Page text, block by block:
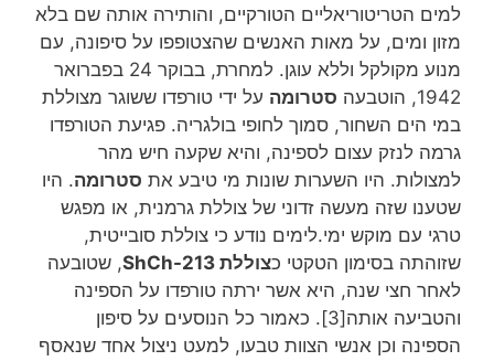
למים הטריטוריאליים הטורקיים, והותירה אותה שם בלא
מזון ומים, על מאות האנשים שהצטופפו על סיפונה, עם
מנוע מקולקל וללא עוגן. למחרת, בבוקר 24 בפברואר
1942, הוטבעה
סטרומה על ידי טורפדו ששוגר מצוללת
במי הים השחור, סמוך לחופי בולגריה. פגיעת הטורפדו
גרמה לנזק עצום לספינה, והיא שקעה חיש מהר
למצולות. היו השערות שונות מי טיבע את סטרומה. היו
שטענו שזה מעשה זדוני של צוללת גרמנית, או מפגש
טרגי עם מוקש ימי.לימים נודע כי צוללת סובייטית,
שזוהתה בסימון הטקטי כצוללת ShCh-213
, שטובעה
לאחר חצי שנה, היא אשר ירתה טורפדו על הספינה
והטביעה אותה[3]. כאמור כל הנוסעים על סיפון
הספינה וכן אנשי הצוות טבעו, למעט ניצול אחד שנאסף